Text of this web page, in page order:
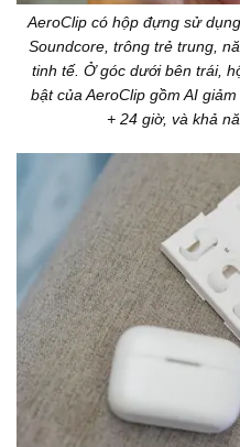
AeroClip có hộp đựng sử
Soundcore, trông trẻ trung,
tinh tế. Ở góc dưới bên trái,
bật của AeroClip gồm AI
+ 24 giờ, và khả